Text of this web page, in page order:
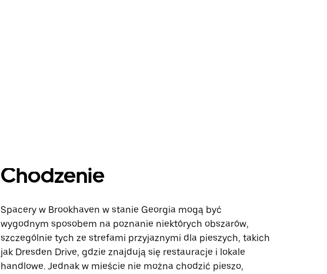
Chodzenie
Spacery w Brookhaven w stanie Georgia mogą być
wygodnym sposobem na poznanie niektórych obszarów,
szczególnie tych ze strefami przyjaznymi dla pieszych, takich
jak Dresden Drive, gdzie znajdują się restauracje i lokale
handlowe. Jednak w mieście nie można chodzić pieszo,